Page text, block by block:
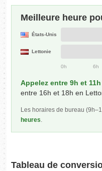
Meilleure heure
États-Unis
Lettonie
0h 6h
Appelez entre 9h et 11h
entre 16h et 18h en
Les horaires de bureau
heures.
Tableau de